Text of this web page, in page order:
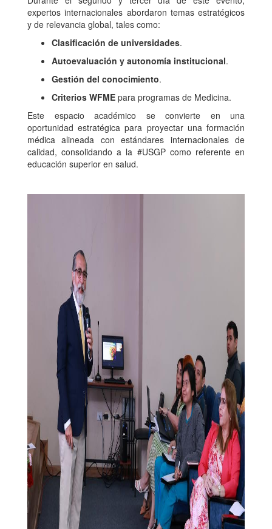
expertos internacionales abordaron temas estratégicos
y de relevancia global, tales como:
Clasificación de universidades.
Autoevaluación y autonomía institucional.
Gestión del conocimiento.
Criterios WFME para programas de Medicina.
Este espacio académico se convierte en una
oportunidad estratégica para proyectar una formación
médica alineada con estándares internacionales de
calidad, consolidando a la #USGP como referente en
educación superior en salud.